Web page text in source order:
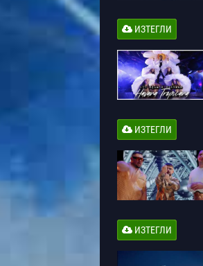
ИЗТЕГЛИ
ИЗТЕГЛИ
ИЗТЕГЛИ